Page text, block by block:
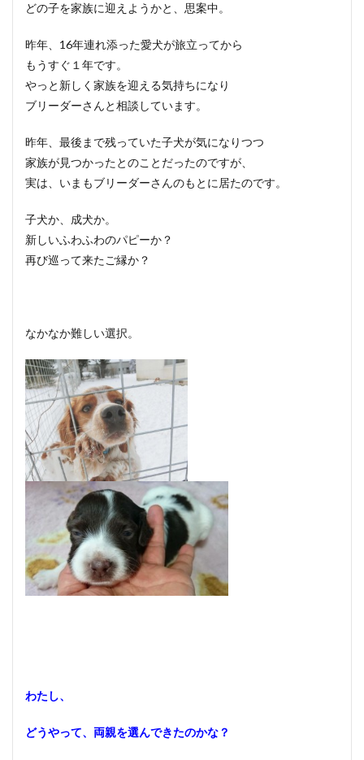
どの子を家族に迎えようかと、思案中。
昨年、16年連れ添った愛犬が旅立ってから
もうすぐ１年です。
やっと新しく家族を迎える気持ちになり
ブリーダーさんと相談しています。
昨年、最後まで残っていた子犬が気になりつつ
家族が見つかったとのことだったのですが、
実は、いまもブリーダーさんのもとに居たのです。
子犬か、成犬か。
新しいふわふわのパピーか？
再び巡って来たご縁か？
なかなか難しい選択。
わたし、
どうやって、両親を選んできたのかな？